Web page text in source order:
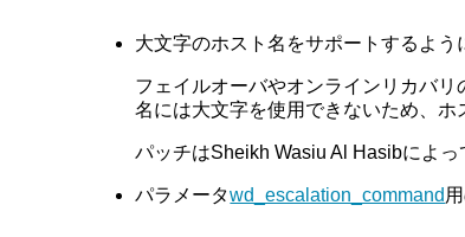
大文字のホスト名をサポートするよ
フェイルオーバやオンラインリカバ
名には大文字を使用できないため、ホ
パッチはSheikh Wasiu Al Hasibによ
パラメータwd_escalation_command